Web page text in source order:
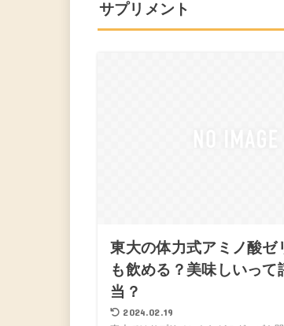
サプリメント
東大の体力式アミノ酸ゼ
も飲める？美味しいって
当？
2024.02.19